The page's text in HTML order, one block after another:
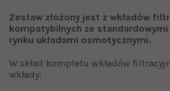
Zestaw złożony jest z wkładów
kompatybilnych ze
rynku układami osmotycznymi.
W skład kompletu wkładów
wkłady: